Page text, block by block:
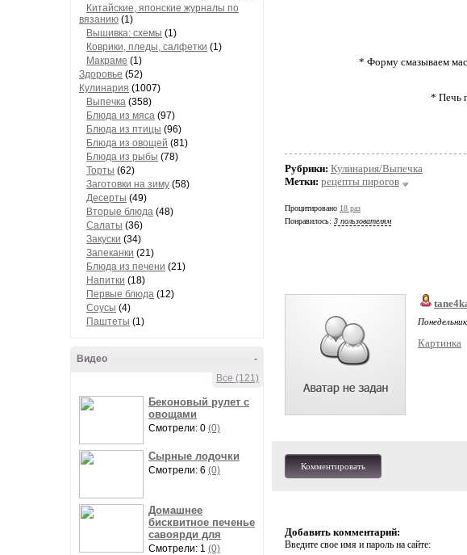
Китайские, японские журналы по
вязанию (1)
Вышивка: схемы (1)
Коврики, пледы, салфетки (1)
Макраме (1)
Здоровье (52)
Кулинария (1007)
Выпечка (358)
Блюда из мяса (97)
Блюда из птицы (96)
Блюда из овощей (81)
Блюда из рыбы (78)
Торты (62)
Заготовки на зиму (58)
Десерты (49)
Вторые блюда (48)
Салаты (36)
Закуски (34)
Запеканки (21)
Блюда из печени (21)
Напитки (18)
Первые блюда (12)
Соусы (4)
Паштеты (1)
-
Видео
Все (121)
Беконовый рулет с
овощами
Смотрели: 0 (0)
Сырные лодочки
Смотрели: 6 (0)
Домашнее
бисквитное печенье
савоярди для
Смотрели: 1 (0)
* Форму смазываем
* Печь
Рубрики: Кулинария/Выпечка
Метки: рецепты пирогов
Процитировано 18 раз
Понравилось: 3 пользователям
Картинка
Комментировать
Добавить комментарий:
Введите свое имя и пароль на сайте: